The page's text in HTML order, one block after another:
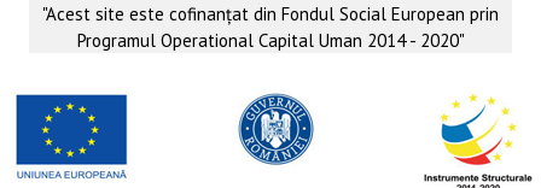
"Acest site este cofinanţat din Fondul Social European prin
Programul Operational Capital Uman 2014 - 2020"